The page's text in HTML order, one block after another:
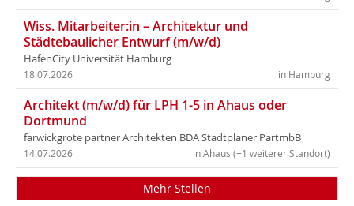
Wiss. Mitarbeiter:in – Architektur und
Städtebaulicher Entwurf (m/w/d)
HafenCity Universität Hamburg
in Hamburg
18.07.2026
Architekt (m/w/d) für LPH 1-5 in Ahaus oder
Dortmund
farwickgrote partner Architekten BDA Stadtplaner PartmbB
in Ahaus (+1 weiterer Standort)
14.07.2026
Mehr Stellen